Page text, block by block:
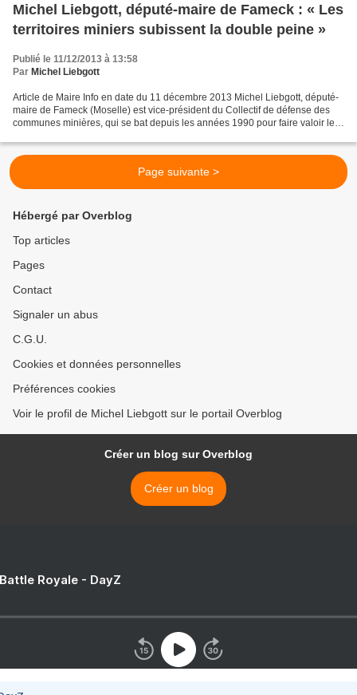
Michel Liebgott, député-maire de Fameck : « Les
territoires miniers subissent la double peine »
Publié le 11/12/2013 à 13:58
Par Michel Liebgott
Article de Maire Info en date du 11 décembre 2013 Michel Liebgott, député-
maire de Fameck (Moselle) est vice-président du Collectif de défense des
communes minières, qui se bat depuis les années 1990 pour faire valoir les
Page suivante >
Hébergé par Overblog
Top articles
Pages
Contact
Signaler un abus
C.G.U.
Cookies et données personnelles
Préférences cookies
Voir le profil de Michel Liebgott sur le portail Overblog
Créer un blog sur Overblog
Créer un blog
Royale - DayZ